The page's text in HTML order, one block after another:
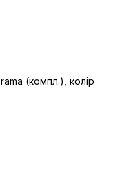
(компл.), колір